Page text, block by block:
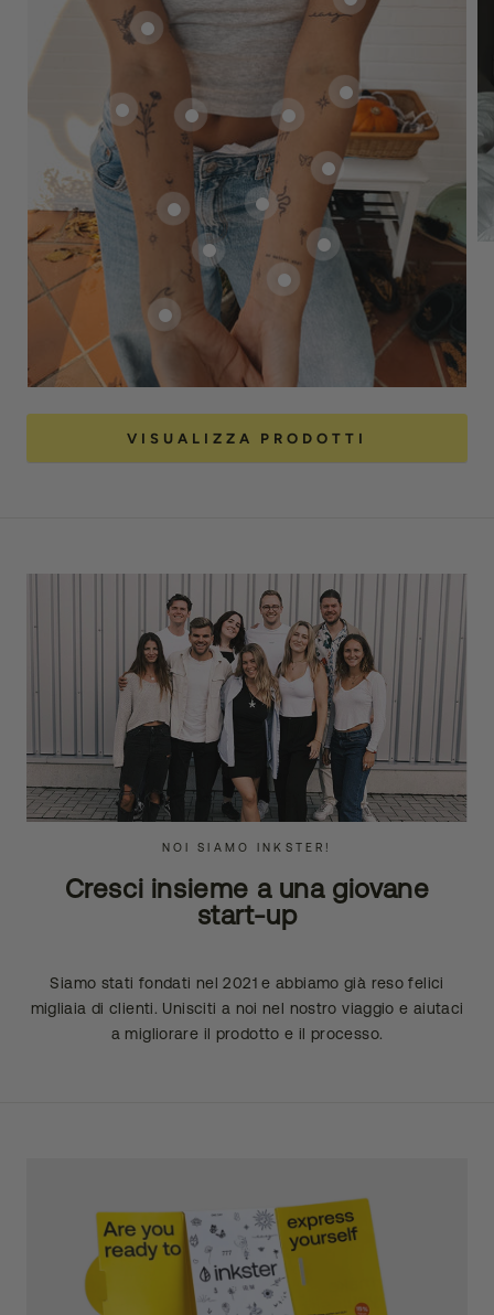
VISUALIZZA PRODOTTI
NOI SIAMO INKSTER!
Cresci insieme a una giovane
start-up
Siamo stati fondati nel 2021 e abbiamo già reso felici
migliaia di clienti. Unisciti a noi nel nostro viaggio e aiutaci
a migliorare il prodotto e il processo.